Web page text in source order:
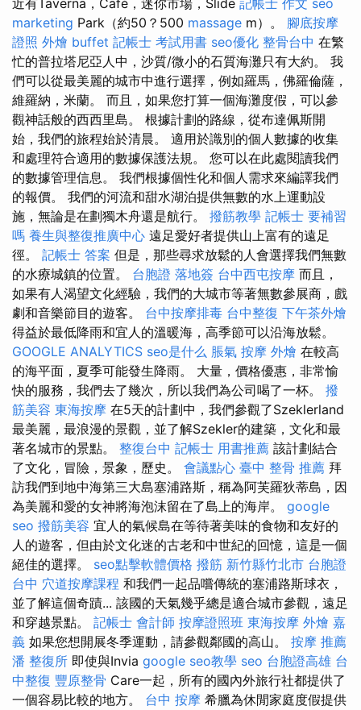
近有Taverna，Café，迷你市場，Slide 記帳士 作文 seo
marketing Park（約50？500 massage m）。 腳底按摩
證照 外燴 buffet 記帳士 考試用書 seo優化 整骨台中 在繁
忙的普拉塔尼亞人中，沙質/微小的石質海灘只有大約。 我
們可以從最美麗的城市中進行選擇，例如羅馬，佛羅倫薩，
維羅納，米蘭。 而且，如果您打算一個海灘度假，可以參
觀神話般的西西里島。 根據計劃的路線，從布達佩斯開
始，我們的旅程始於清晨。 適用於識別的個人數據的收集
和處理符合適用的數據保護法規。 您可以在此處閱讀我們
的數據管理信息。 我們根據個性化和個人需求來編譯我們
的報價。 我們的河流和甜水湖泊提供無數的水上運動設
施，無論是在劃獨木舟還是航行。 撥筋教學 記帳士 要補習
嗎 養生與整復推廣中心 遠足愛好者提供山上富有的遠足
徑。 記帳士 答案 但是，那些尋求放鬆的人會選擇我們無數
的水療城鎮的位置。 台胞證 落地簽 台中西屯按摩 而且，
如果有人渴望文化經驗，我們的大城市等著無數參展商，戲
劇和音樂節目的遊客。 台中按摩排毒 台中整復 下午茶外燴
得益於最低降雨和宜人的溫暖海，高季節可以沿海放鬆。
GOOGLE ANALYTICS seo是什么 脹氣 按摩 外燴 在較高
的海平面，夏季可能發生降雨。 大量，價格優惠，非常愉
快的服務，我們去了幾次，所以我們為公司喝了一杯。 撥
筋美容 東海按摩 在5天的計劃中，我們參觀了Szeklerland
最美麗，最浪漫的景觀，並了解Szekler的建築，文化和最
著名城市的景點。 整復台中 記帳士 用書推薦 該計劃結合
了文化，冒險，景象，歷史。 會議點心 臺中 整骨 推薦 拜
訪我們到地中海第三大島塞浦路斯，稱為阿芙羅狄蒂島，因
為美麗和愛的女神將海泡沫留在了島上的海岸。 google
seo 撥筋美容 宜人的氣候島在等待著美味的食物和友好的
人的遊客，但由於文化迷的古老和中世紀的回憶，這是一個
絕佳的選擇。 seo點擊軟體價格 撥筋 新竹縣竹北市 台胞證
台中 穴道按摩課程 和我們一起品嚐傳統的塞浦路斯球衣，
並了解這個奇蹟... 該國的天氣幾乎總是適合城市參觀，遠足
和穿越景點。 記帳士 會計師 按摩證照班 東海按摩 外燴 嘉
義 如果您想開展冬季運動，請參觀鄰國的高山。 按摩 推薦
潘 整復所 即使與Invia google seo教學 seo 台胞證高雄 台
中整復 豐原整骨 Care一起，所有的國內外旅行社都提供了
一個容易比較的地方。 台中 按摩 希臘為休閒家庭度假提供